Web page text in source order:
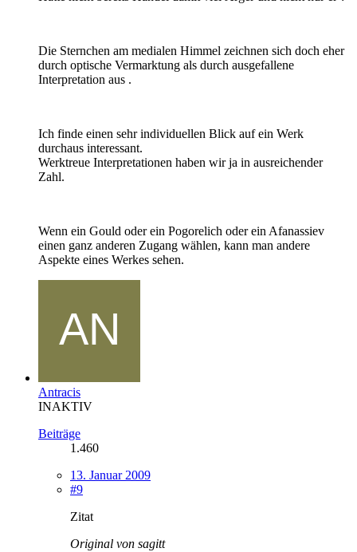
Die Sternchen am medialen Himmel zeichnen sich doch eher
durch optische Vermarktung als durch ausgefallene
Interpretation aus .
Ich finde einen sehr individuellen Blick auf ein Werk
durchaus interessant.
Werktreue Interpretationen haben wir ja in ausreichender
Zahl.
Wenn ein Gould oder ein Pogorelich oder ein Afanassiev
einen ganz anderen Zugang wählen, kann man andere
Aspekte eines Werkes sehen.
Antracis
INAKTIV
Beiträge
1.460
13. Januar 2009
#9
Zitat
Original von sagitt